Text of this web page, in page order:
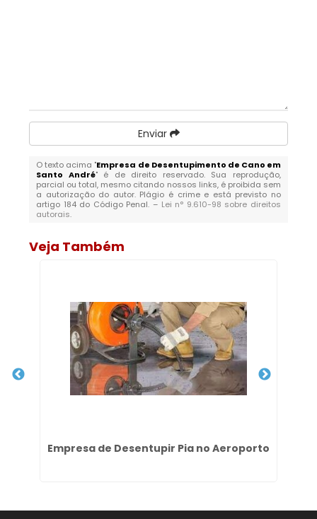
Enviar
O texto acima "Empresa de Desentupimento de Cano em
Santo André" é de direito reservado. Sua reprodução,
parcial ou total, mesmo citando nossos links, é proibida sem
a autorização do autor. Plágio é crime e está previsto no
artigo 184 do Código Penal. – Lei n° 9.610-98 sobre direitos
autorais.
Veja Também
Empresa de Desentupir Pia no Aeroporto